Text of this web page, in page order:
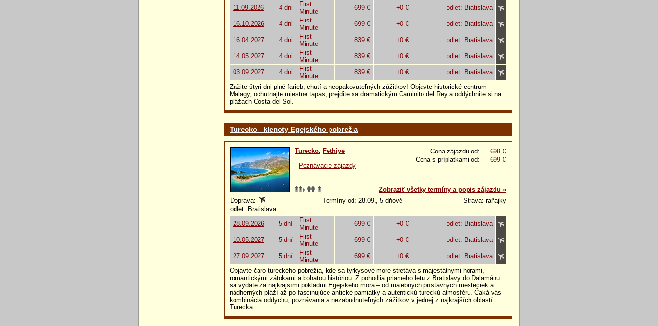
11.09.2026
4 dni
First
Minute
699 € +0 € odlet: Bratislava
16.10.2026 4 dni
First
Minute
699 € +0 € odlet: Bratislava
16.04.2027 4 dni
First
Minute
839 € +0 € odlet: Bratislava
14.05.2027 4 dni
First
Minute
839 € +0 € odlet: Bratislava
03.09.2027 4 dni
First
Minute
839 € +0 €
odlet: Bratislava
Zažite štyri dni plné farieb, chutí a neopakovateľných zážitkov! Objavte historické centrum
Malagy, ochutnajte miestne tapas, prejdite sa dramatickým Caminito del Rey a oddýchnite si na
plážach Costa del Sol.
Turecko - klenoty Egejského pobrežia
Cena zájazdu od:
699 €
Cena s príplatkami od:
699 €
Turecko, Fethiye
- Poznávacie zájazdy
Zobraziť všetky termíny a popis zájazdu »
Doprava:
Termíny od: 28.09., 5 dňové
Strava: raňajky
odlet: Bratislava
28.09.2026
5 dní
First
Minute
699 € +0 € odlet: Bratislava
10.05.2027 5 dní
First
Minute
699 € +0 € odlet: Bratislava
27.09.2027 5 dní
First
Minute
699 € +0 €
odlet: Bratislava
Objavte čaro tureckého pobrežia, kde sa tyrkysové more stretáva s majestátnymi horami,
romantickými zátokami a bohatou históriou. Z pohodlia priameho letu z Bratislavy do Dalamánu
sa vydáte za najkrajšími pokladmi Egejského mora – od malebných prístavných mestečiek a
nádherných pláží až po fascinujúce antické pamiatky a autentickú tureckú atmosféru. Čaká vás
kombinácia oddychu, poznávania a nezabudnuteľných zážitkov v jednej z najkrajších oblastí
Turecka.